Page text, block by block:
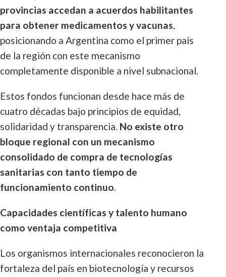
provincias accedan a acuerdos habilitantes
para obtener medicamentos y vacunas,
posicionando a Argentina como el primer país
de la región con este mecanismo
completamente disponible a nivel subnacional.
Estos fondos funcionan desde hace más de
cuatro décadas bajo principios de equidad,
solidaridad y transparencia. No existe otro
bloque regional con un mecanismo
consolidado de compra de tecnologías
sanitarias con tanto tiempo de
funcionamiento continuo.
Capacidades científicas y talento humano
como ventaja competitiva
Los organismos internacionales reconocieron la
fortaleza del país en biotecnología y recursos